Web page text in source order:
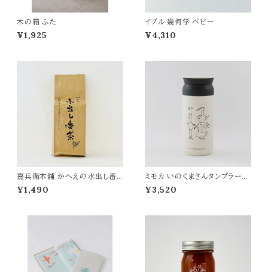
木の箱 ふた
¥1,925
イブル 幾何学 ベビー
¥4,310
嘉兵衛本舗 かへえの水出し番
茶 500g
¥1,490
ミモカ いのくまさんタンブラー
鳥4 ホワイト 350ml
¥3,520